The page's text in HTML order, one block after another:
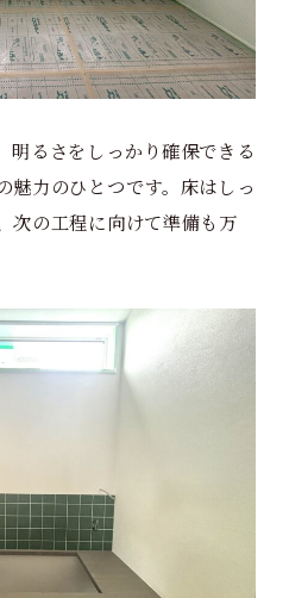
明るさをしっかり確保できる
魅力のひとつです。床はしっ
次の工程に向けて準備も万